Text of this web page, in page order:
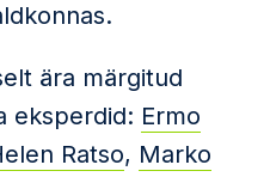
ära märgitud
eksperdid: Ermo
Ratso, Marko